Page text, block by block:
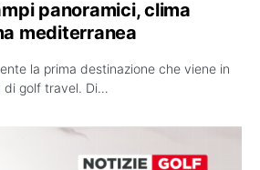
panoramici, clima
mediterranea
la prima destinazione che viene in
di golf travel. Di…